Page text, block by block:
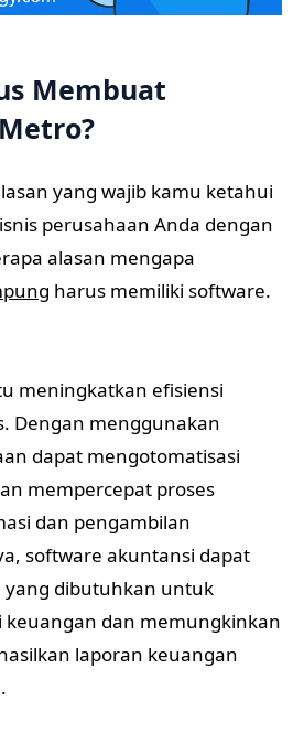
Membuat
yang wajib kamu ketahui
perusahaan Anda dengan
alasan mengapa
harus memiliki software.
meningkatkan efisiensi
Dengan menggunakan
dapat mengotomatisasi
mempercepat proses
dan pengambilan
software akuntansi dapat
dibutuhkan untuk
keuangan dan memungkinkan
laporan keuangan